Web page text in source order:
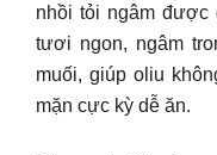
nhồi tỏi ngâm được
tươi ngon, ngâm
muối, giúp oliu
mặn cực kỳ dễ ăn.